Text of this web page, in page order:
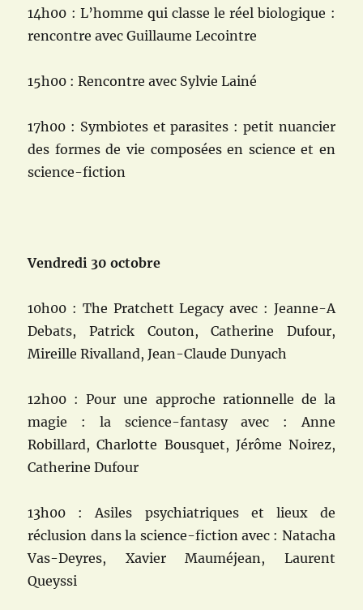
14h00 : L’homme qui classe le réel biologique :
rencontre avec Guillaume Lecointre
15h00 : Rencontre avec Sylvie Lainé
17h00 : Symbiotes et parasites : petit nuancier
des formes de vie composées en science et en
science-fiction
Vendredi 30 octobre
10h00 : The Pratchett Legacy avec : Jeanne-A
Debats, Patrick Couton, Catherine Dufour,
Mireille Rivalland, Jean-Claude Dunyach
12h00 : Pour une approche rationnelle de la
magie : la science-fantasy avec : Anne
Robillard, Charlotte Bousquet, Jérôme Noirez,
Catherine Dufour
13h00 : Asiles psychiatriques et lieux de
réclusion dans la science-fiction avec : Natacha
Vas-Deyres, Xavier Mauméjean, Laurent
Queyssi